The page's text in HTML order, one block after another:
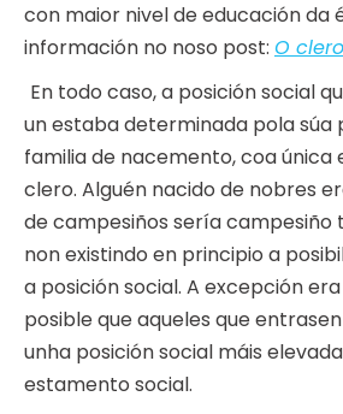
con maior nivel de educación da
información no noso post: O
En todo caso, a posición social
un estaba determinada pola súa
familia de nacemento, coa única
clero. Alguén nacido de nobres
de campesiños sería campesiño
non existindo en principio a
a posición social. A excepción
posible que aqueles que
unha posición social máis
estamento social.